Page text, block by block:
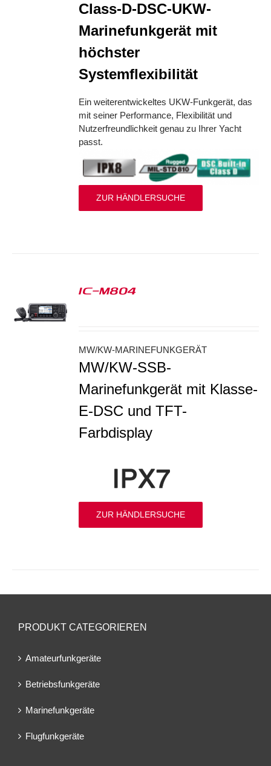
Class-D-DSC-UKW-
Marinefunkgerät mit
höchster
Systemflexibilität
Ein weiterentwickeltes UKW-Funkgerät, das
mit seiner Performance, Flexibilität und
Nutzerfreundlichkeit genau zu Ihrer Yacht
passt.
ZUR HÄNDLERSUCHE
IC-M804
MW/KW-MARINEFUNKGERÄT
MW/KW-SSB-
Marinefunkgerät mit Klasse-
E-DSC und TFT-
Farbdisplay
ZUR HÄNDLERSUCHE
PRODUKT CATEGORIEREN
Amateurfunkgeräte
Betriebsfunkgeräte
Marinefunkgeräte
Flugfunkgeräte